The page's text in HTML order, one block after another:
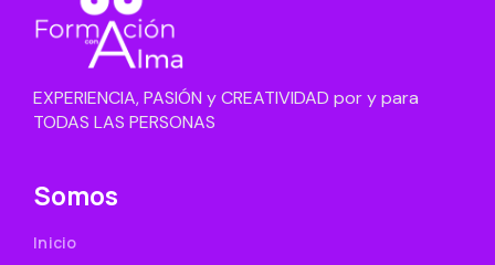
EXPERIENCIA, PASIÓN y CREATIVIDAD por y para
TODAS LAS PERSONAS
Somos
Inicio